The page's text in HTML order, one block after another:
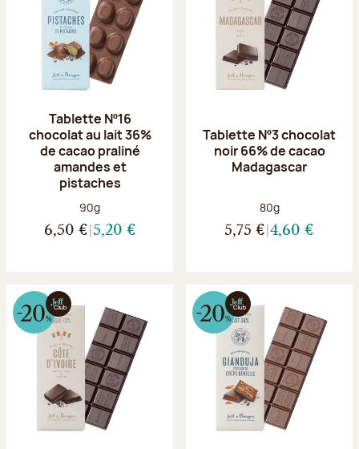
Tablette Nº16
chocolat au lait 36%
de cacao praliné
amandes et
pistaches
Poids net :
90g
6,50 € 5,20 €
Tablette Nº3 chocolat
noir 66% de cacao
Madagascar
Poids net :
80g
5,75 € 4,60 €